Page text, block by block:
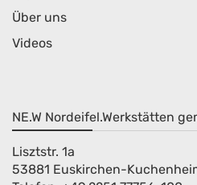
Über uns
Videos
NE.W Nordeifel.Werkstätten
Lisztstr. 1a
53881 Euskirchen-